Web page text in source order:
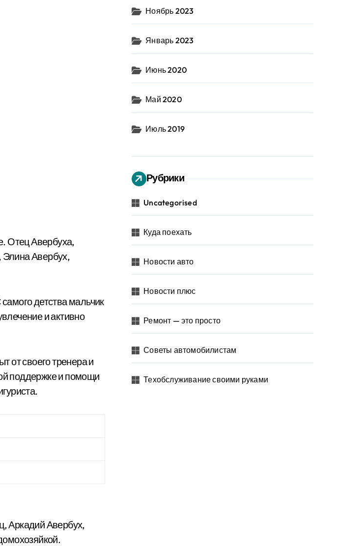
Отец Авербуха,
Авербух,
детства мальчик
и активно
от своего тренера и
поддержке и помощи
Аркадий Авербух,
Ноябрь 2023
Январь 2023
Июнь 2020
Май 2020
Июль 2019
Рубрики
Uncategorised
Куда поехать
Новости авто
Новости плюс
Ремонт — это просто
Советы автомобилистам
Техобслуживание своими руками